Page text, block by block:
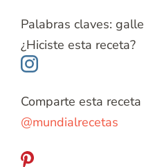
Palabras claves:
¿Hiciste esta receta?
Comparte esta
@mundialrecetas